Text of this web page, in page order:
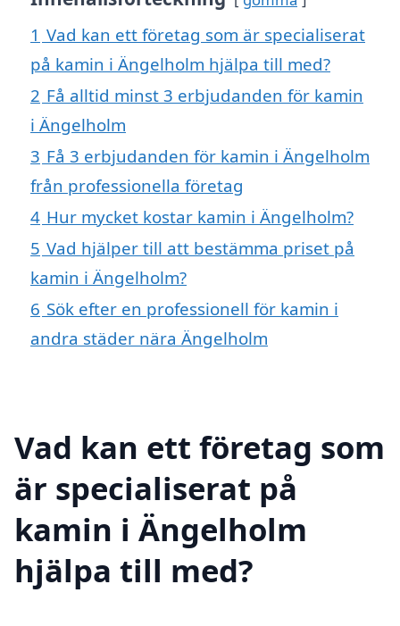
1 Vad kan ett företag som är specialiserat
på kamin i Ängelholm hjälpa till med?
2 Få alltid minst 3 erbjudanden för kamin
i Ängelholm
3 Få 3 erbjudanden för kamin i Ängelholm
från professionella företag
4 Hur mycket kostar kamin i Ängelholm?
5 Vad hjälper till att bestämma priset på
kamin i Ängelholm?
6 Sök efter en professionell för kamin i
andra städer nära Ängelholm
Vad kan ett företag som
är specialiserat på
kamin i Ängelholm
hjälpa till med?